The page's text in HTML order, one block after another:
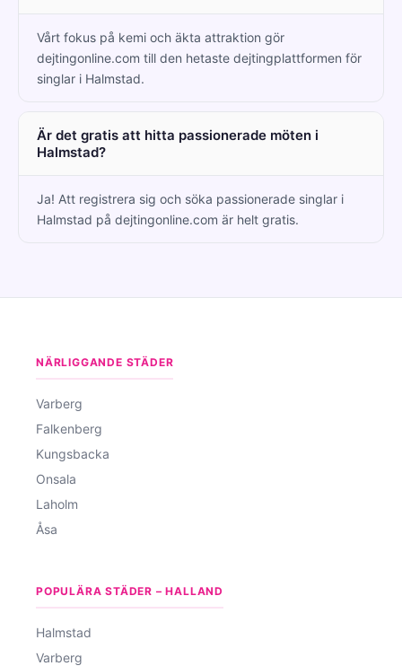
Vårt fokus på kemi och äkta attraktion gör
dejtingonline.com till den hetaste dejtingplattformen för
singlar i Halmstad.
Är det gratis att hitta passionerade möten i
Halmstad?
Ja! Att registrera sig och söka passionerade singlar i
Halmstad på dejtingonline.com är helt gratis.
NÄRLIGGANDE STÄDER
Varberg
Falkenberg
Kungsbacka
Onsala
Laholm
Åsa
POPULÄRA STÄDER – HALLAND
Halmstad
Varberg